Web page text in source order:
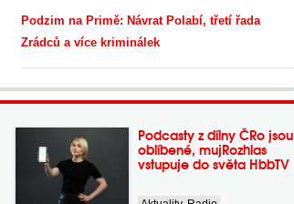
Podzim na Primě: Návrat Polabí, třetí řada
Zrádců a více kriminálek
Podcasty z dílny ČRo jsou
oblíbené, mujRozhlas
vstupuje do světa HbbTV